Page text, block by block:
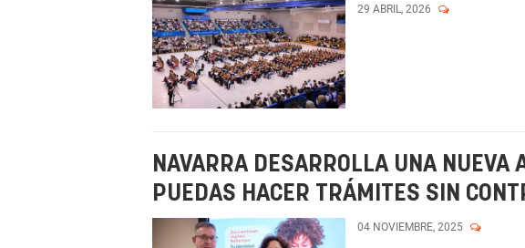
29 ABRIL, 2026
NAVARRA DESARROLLA UNA NUEVA
PUEDAS HACER TRÁMITES SIN
04 NOVIEMBRE, 2025